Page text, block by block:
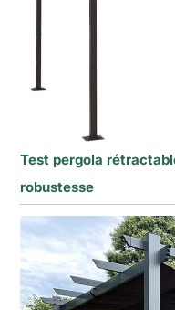
Test pergola
robustesse